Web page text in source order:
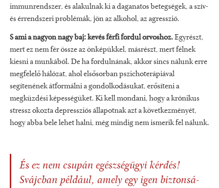
immunrendszer, és alakulnak ki a daganatos betegségek, a szív­
és érrendsze­ri problémák, jön az alkohol, az agresszió.
S ami a nagyon nagy baj: kevés fér­fi fordul orvoshoz.Egyrészt,
mert ez nem fér össze az önképükkel, másrészt, mert félnek
kiesni a munkából. De ha fordulnának, akkor sincs nálunk erre
megfelelő hálózat, ahol elsősorban pszichote­rápiával
segítenének átformálni a gondol­kodásukat, erősíteni a
megküzdési képességüket. Ki kell mon­dani, hogy a krónikus
stressz okozta de­pressziós állapotnak azt a következményét,
hogy abba bele lehet halni, még mindig nem ismerik fel nálunk.
És ez nem csupán egészségügyi kérdés!
Svájcban például, amely egy igen biztonsá­